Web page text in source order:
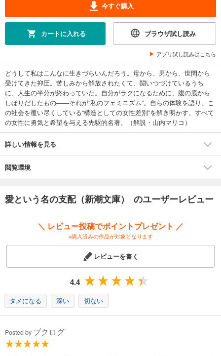
今すぐ購入
カートに入れる ブラウザ試し読み
アプリ試し読みはこちら
どうして私はこんなに生きづらいんだろう。母から、男から、世間から
受けてきた抑圧。苦しみから解放されたくて、闘いつづけているうち
に、人生の半分が終わっていた。自分がラクになるために、腹の底から
しぼりだしたもの――それが“私のフェミニズム”。自らの体験を語り、こ
の社会を覆い尽くしている“構造としての女性差別”を解き明かす。すべて
の女性に勇気と希望を与える先駆的名著。（解説・山内マリコ）
詳しい情報を見る
閲覧環境
愛という名の支配（新潮文庫） のユーザーレビュー
＼ レビュー投稿でポイントプレゼント ／
※購入済みの作品が対象となります
レビューを書く
4.4
タメになる 深い 切ない
Posted by ブクログ